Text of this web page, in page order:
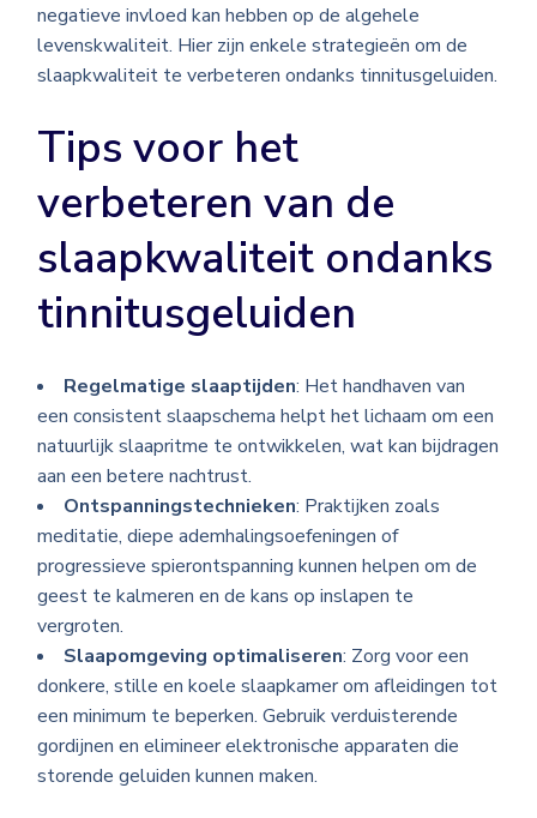
negatieve invloed kan hebben op de algehele
levenskwaliteit. Hier zijn enkele strategieën om de
slaapkwaliteit te verbeteren ondanks tinnitusgeluiden.
Tips voor het
verbeteren van de
slaapkwaliteit ondanks
tinnitusgeluiden
Regelmatige slaaptijden: Het handhaven van
een consistent slaapschema helpt het lichaam om een
natuurlijk slaapritme te ontwikkelen, wat kan bijdragen
aan een betere nachtrust.
Ontspanningstechnieken: Praktijken zoals
meditatie, diepe ademhalingsoefeningen of
progressieve spierontspanning kunnen helpen om de
geest te kalmeren en de kans op inslapen te
vergroten.
Slaapomgeving optimaliseren: Zorg voor een
donkere, stille en koele slaapkamer om afleidingen tot
een minimum te beperken. Gebruik verduisterende
gordijnen en elimineer elektronische apparaten die
storende geluiden kunnen maken.